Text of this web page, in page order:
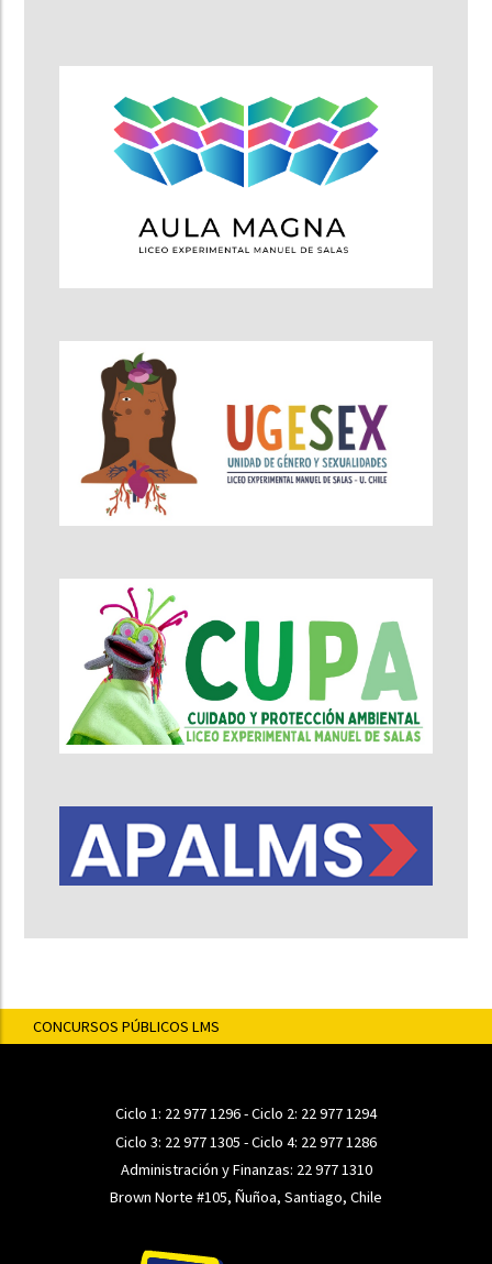
CONCURSOS PÚBLICOS LMS
Ciclo 1: 22 977 1296- Ciclo 2: 22 977 1294
Ciclo 3: 22 977 1305 - Ciclo 4: 22 977 1286
Administración y Finanzas: 22 977 1310
Brown Norte #105, Ñuñoa, Santiago, Chile